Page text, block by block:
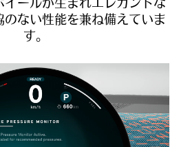
イールが生まれエレガントな
のない性能を兼ね備えていま
す。